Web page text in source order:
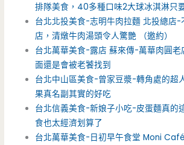
排隊美食，40多種口味2大球冰淇淋只
台北北投美食-志明牛肉拉麵 北投總店-
店，清燉牛肉湯頭令人驚艷 （邀約）
台北萬華美食-露店 蘇來傳-萬華肉圓老
面還是會被老饕找到
台北中山區美食-曾家豆漿-轉角處的超
果真名副其實的好吃
台北信義美食-新娘子小吃-皮蛋麵真的
食也太經濟划算了
台北萬華美食-日初早午食堂 Moni